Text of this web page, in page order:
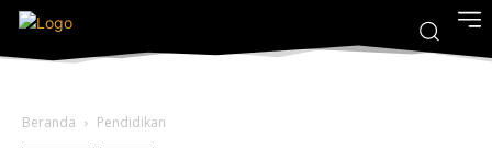
Beranda Pendidikan